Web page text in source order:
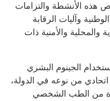
الأنشطة والتزامات
وآليات الرقابة
والمحلية والأمنية ذات
الجينوم البشري
من نوعه في الدولة،
من الطب الشخصي